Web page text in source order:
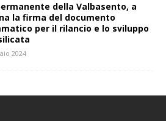
della Valbasento, a
la firma del documento
per il rilancio e lo sviluppo
2024